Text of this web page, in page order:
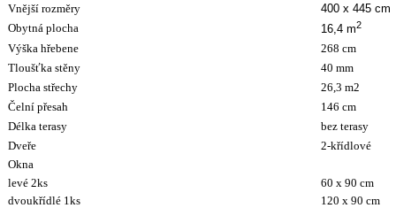
Vnější rozměry
400 x 445 cm
Obytná plocha
16,4 m2
Výška hřebene
268 cm
Tloušťka stěny
40 mm
Plocha střechy
26,3 m2
Čelní přesah
146 cm
Délka terasy
bez terasy
Dveře
2-křídlové
Okna
levé 2ks
60 x 90 cm
dvoukřídlé 1ks
120 x 90 cm